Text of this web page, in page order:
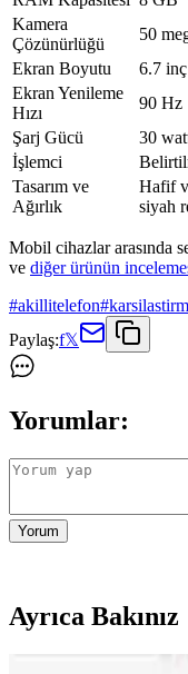
Kamera
Çözünürlüğü
50
Ekran Boyutu
6.7 inç
Ekran Yenileme
Hızı
90 Hz
Şarj Gücü
30
İşlemci
Tasarım ve
Ağırlık
Hafif
siyah
Mobil cihazlar arasında
ve diğer ürünün
#akillitelefon#
Paylaş:f𝕏
Yorumlar:
Yorum
Ayrıca Bakınız